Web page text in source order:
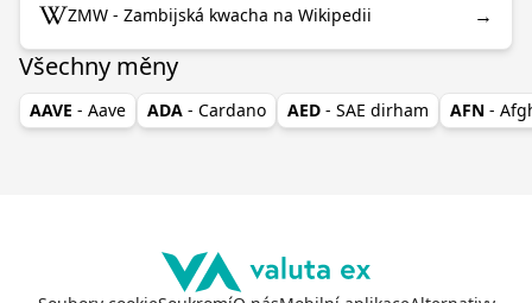
ZMW - Zambijská kwacha na Wikipedii →
Všechny měny
AAVE - Aave ADA - Cardano AED - SAE dirham AFN -